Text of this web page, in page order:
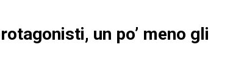
un po’ meno gli